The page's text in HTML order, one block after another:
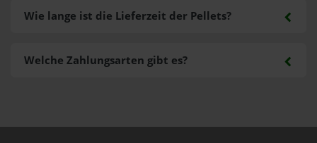
Welche Zahlungsarten gibt es?
Wie lange ist die Lieferzeit der Pellets?